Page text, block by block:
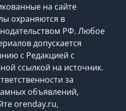
на сайте
охраняются в
РФ. Любое
допускается
с Редакцией с
ссылкой на источник.
за
объявлений,
orenday.ru,